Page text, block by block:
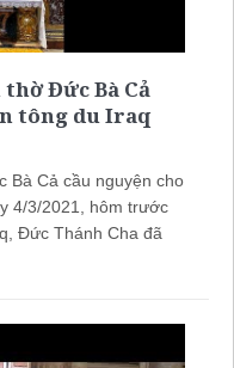
Đức Bà Cả
tông du Iraq
Bà Cả cầu nguyện cho
4/3/2021, hôm trước
Đức Thánh Cha đã